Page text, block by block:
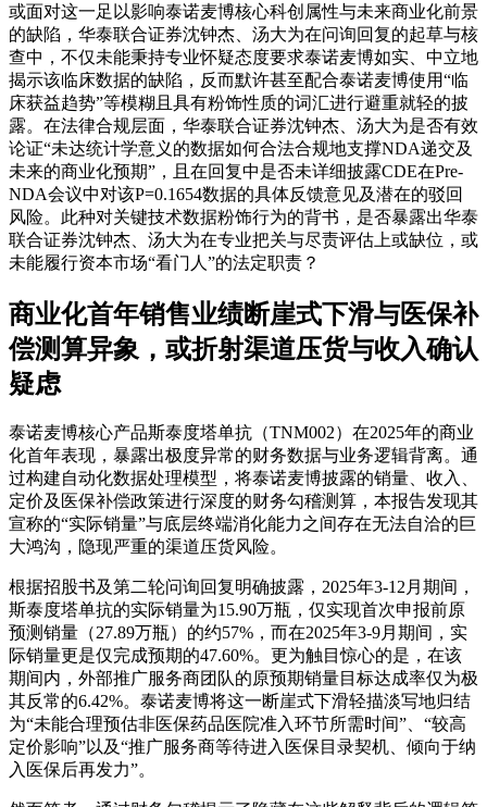
或面对这一足以影响泰诺麦博核心科创属性与未来商业化前景
的缺陷，华泰联合证券沈钟杰、汤大为在问询回复的起草与核
查中，不仅未能秉持专业怀疑态度要求泰诺麦博如实、中立地
揭示该临床数据的缺陷，反而默许甚至配合泰诺麦博使用“临
床获益趋势”等模糊且具有粉饰性质的词汇进行避重就轻的披
露。在法律合规层面，华泰联合证券沈钟杰、汤大为是否有效
论证“未达统计学意义的数据如何合法合规地支撑NDA递交及
未来的商业化预期”，且在回复中是否未详细披露CDE在Pre-
NDA会议中对该P=0.1654数据的具体反馈意见及潜在的驳回
风险。此种对关键技术数据粉饰行为的背书，是否暴露出华泰
联合证券沈钟杰、汤大为在专业把关与尽责评估上或缺位，或
未能履行资本市场“看门人”的法定职责？
商业化首年销售业绩断崖式下滑与医保补
偿测算异象，或折射渠道压货与收入确认
疑虑
泰诺麦博核心产品斯泰度塔单抗（TNM002）在2025年的商业
化首年表现，暴露出极度异常的财务数据与业务逻辑背离。通
过构建自动化数据处理模型，将泰诺麦博披露的销量、收入、
定价及医保补偿政策进行深度的财务勾稽测算，本报告发现其
宣称的“实际销量”与底层终端消化能力之间存在无法自洽的巨
大鸿沟，隐现严重的渠道压货风险。
根据招股书及第二轮问询回复明确披露，2025年3-12月期间，
斯泰度塔单抗的实际销量为15.90万瓶，仅实现首次申报前原
预测销量（27.89万瓶）的约57%，而在2025年3-9月期间，实
际销量更是仅完成预期的47.60%。更为触目惊心的是，在该
期间内，外部推广服务商团队的原预期销量目标达成率仅为极
其反常的6.42%。泰诺麦博将这一断崖式下滑轻描淡写地归结
为“未能合理预估非医保药品医院准入环节所需时间”、“较高
定价影响”以及“推广服务商等待进入医保目录契机、倾向于纳
入医保后再发力”。